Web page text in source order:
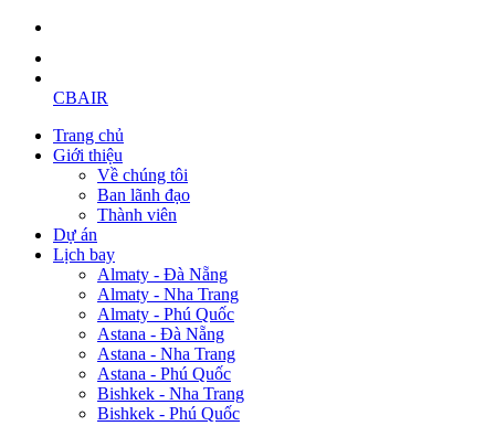
CBAIR
Trang chủ
Giới thiệu
Về chúng tôi
Ban lãnh đạo
Thành viên
Dự án
Lịch bay
Almaty - Đà Nẵng
Almaty - Nha Trang
Almaty - Phú Quốc
Astana - Đà Nẵng
Astana - Nha Trang
Astana - Phú Quốc
Bishkek - Nha Trang
Bishkek - Phú Quốc